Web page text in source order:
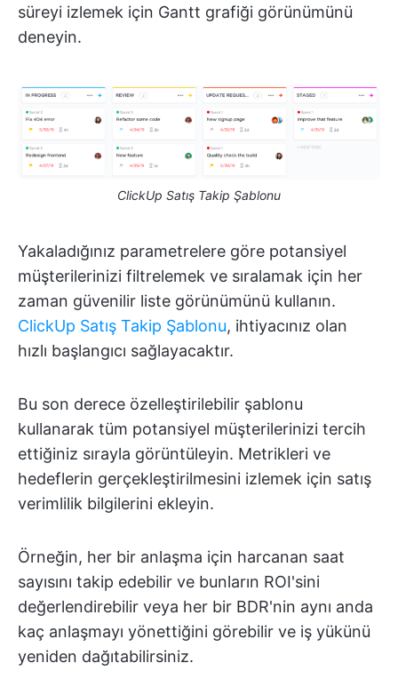
süreyi izlemek için Gantt grafiği görünümünü
deneyin.
ClickUp Satış Takip Şablonu
Yakaladığınız parametrelere göre potansiyel
müşterilerinizi filtrelemek ve sıralamak için her
zaman güvenilir liste görünümünü kullanın.
ClickUp Satış Takip Şablonu, ihtiyacınız olan
hızlı başlangıcı sağlayacaktır.
Bu son derece özelleştirilebilir şablonu
kullanarak tüm potansiyel müşterilerinizi tercih
ettiğiniz sırayla görüntüleyin. Metrikleri ve
hedeflerin gerçekleştirilmesini izlemek için satış
verimlilik bilgilerini ekleyin.
Örneğin, her bir anlaşma için harcanan saat
sayısını takip edebilir ve bunların ROI'sini
değerlendirebilir veya her bir BDR'nin aynı anda
kaç anlaşmayı yönettiğini görebilir ve iş yükünü
yeniden dağıtabilirsiniz.